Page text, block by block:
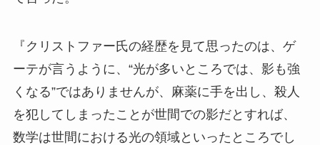
『クリストファー氏の経歴を見て思ったのは、ゲ
ーテが言うように、“光が多いところでは、影も強
くなる”ではありませんが、麻薬に手を出し、殺人
を犯してしまったことが世間での影だとすれば、
数学は世間における光の領域といったところでし